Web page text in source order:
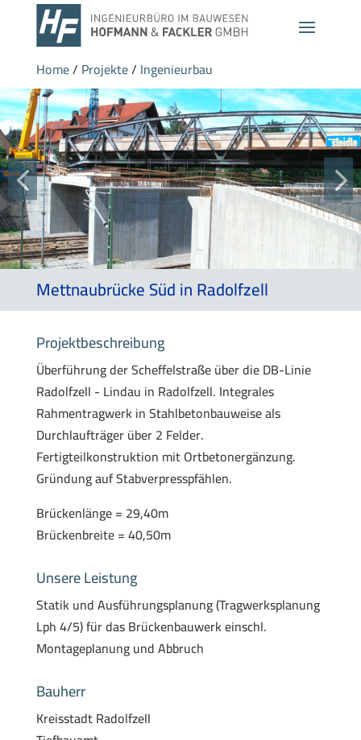
Home/ Projekte/ Ingenieurbau
Mettnaubrücke Süd in Radolfzell
Projektbeschreibung
Überführung der Scheffelstraße über die DB-Linie
Radolfzell - Lindau in Radolfzell. Integrales
Rahmentragwerk in Stahlbetonbauweise als
Durchlaufträger über 2 Felder.
Fertigteilkonstruktion mit Ortbetonergänzung.
Gründung auf Stabverpresspfählen.
Brückenlänge = 29,40m
Brückenbreite = 40,50m
Unsere Leistung
Statik und Ausführungsplanung (Tragwerksplanung
Lph 4/5) für das Brückenbauwerk einschl.
Montageplanung und Abbruch
Bauherr
Kreisstadt Radolfzell